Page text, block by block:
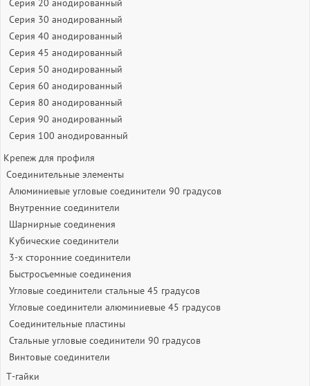
Серия 20 анодированный
Серия 30 анодированный
Серия 40 анодированный
Серия 45 анодированный
Серия 50 анодированный
Серия 60 анодированный
Серия 80 анодированный
Серия 90 анодированный
Серия 100 анодированный
Крепеж для профиля
Соединительные элементы
Алюминиевые угловые соединители 90 градусов
Внутренние соединители
Шарнирные соединения
Кубические соединители
3-х сторонние соединители
Быстросъемные соединения
Угловые соединители стальные 45 градусов
Угловые соединители алюминиевые 45 градусов
Соединительные пластины
Стальные угловые соединители 90 градусов
Винтовые соединители
Т-гайки